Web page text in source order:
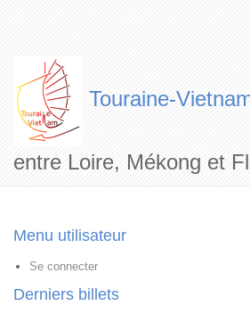
Touraine-
entre Loire, Mékong et
Menu utilisateur
Se connecter
Derniers billets